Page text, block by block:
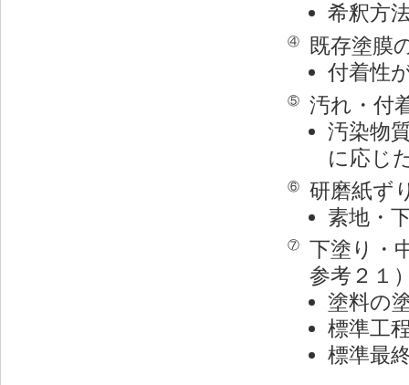
希釈方
④
既存塗膜
付着性
⑤
汚れ・付
汚染物
に応じ
⑥
研磨紙ず
素地・
⑦
下塗り・
参考２１
塗料の
標準工
標準最